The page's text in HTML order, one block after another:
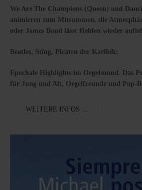
We Are The Champions (Queen) und
animieren zum Mitsummen, die
oder James Bond lässt Helden wieder
Beatles, Sting, Piraten der Karibik:
Epochale Highlights im Orgelsound. Das
für Jung und Alt, Orgelfreunde und Pop-
WEITERE INFOS ...